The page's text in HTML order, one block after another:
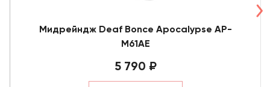
Мидрейндж Deaf Bonce Apocalypse AP-
M61AE
5 790 ₽